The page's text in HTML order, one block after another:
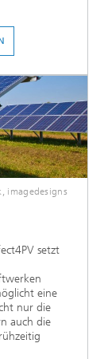
imagedesigns
setzt
eine
nur die
auch die